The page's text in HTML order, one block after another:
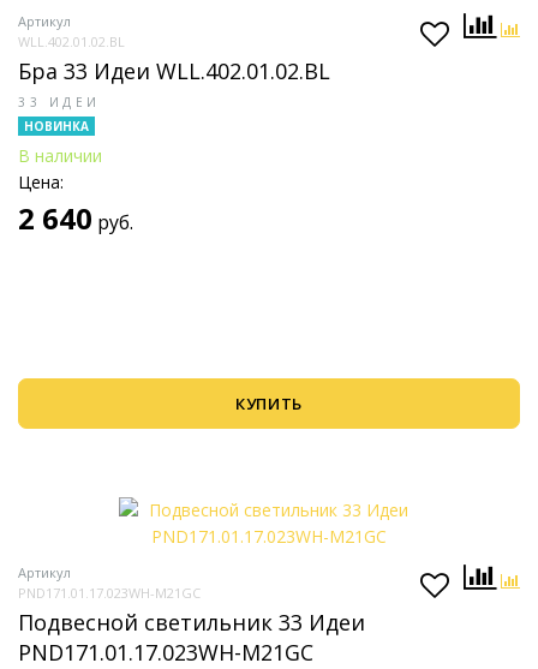
Артикул
WLL.402.01.02.BL
Бра 33 Идеи WLL.402.01.02.BL
33 ИДЕИ
НОВИНКА
В наличии
Цена:
2 640 руб.
КУПИТЬ
Артикул
PND171.01.17.023WH-M21GC
Подвесной светильник 33 Идеи
PND171.01.17.023WH-M21GC